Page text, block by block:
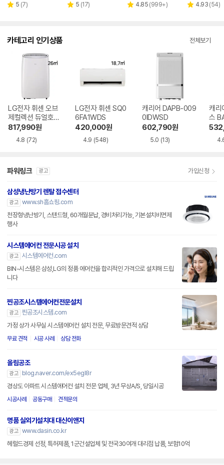
별 5 리
(7)
별 5 리
(17)
별 4.85 리
(999+)
별 4.93 리
(54)
카테고리 인기상품 전체보기
LG전자 휘센 오브
제컬렉션 듀얼호스
PQ08FDWBS
817,990원
4.8 (72)
LG전자 휘센 SQ0
6FA1WDS
420,000원
4.9 (548)
캐리어 DAPB-009
0IDWSD
602,790원
5.0 (13)
캐리
스
파워링크 광고 가입신청
삼성냉난방기 렌탈 접수센터
광고 www.sh홈쇼핑.com
천장형냉난방기, 스탠드형, 60개월분납, 경비처리가능, 기본설치비면제
행사
시스템에어컨 전문시공 설치
광고 시스템에어컨.com
BIN-시스템은 삼성,LG의 정품 에어컨을 합리적인 가격으로 설치해 드립
니다
찐공조시스템에어컨전문설치
광고 찐공조시스템.com
가정 상가 사무실 시스템에어컨 설치 전문, 무료방문견적 상담
무료 견적 시공 사례 상담 전화
올림공조
광고
blog.naver.com/ex5egl8r
경상도 아파트 시스템에어컨 설치 전문 업체, 3년 무상A/S, 당일시공
시공사례 공동구매 견적문의
명품 실외기설치대 대신이앤지
광고 www.dasin.co.kr
헤럴드경제 선정, 특허제품, 1군건설업체 및 전국30여개 대리점 납품, 보험10억